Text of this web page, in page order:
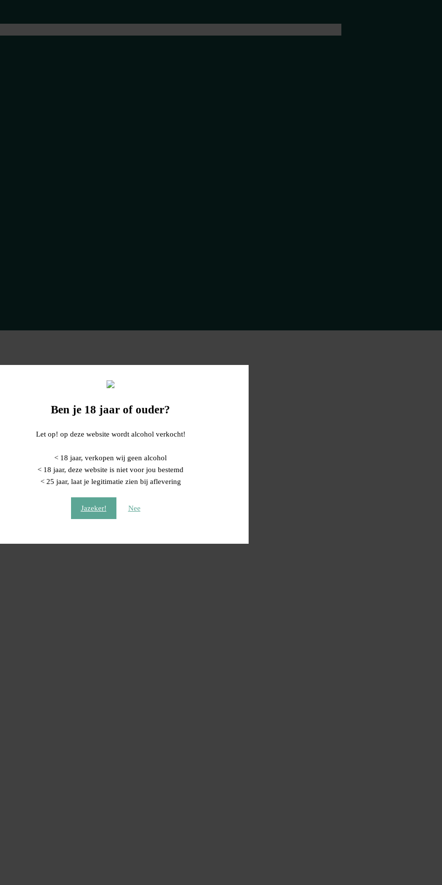
Ben je 18 jaar of ouder?
Let op! op deze website wordt alcohol verkocht!
< 18 jaar, verkopen wij geen alcohol
< 18 jaar, deze website is niet voor jou bestemd
< 25 jaar, laat je legitimatie zien bij aflevering
Jazeker! Nee